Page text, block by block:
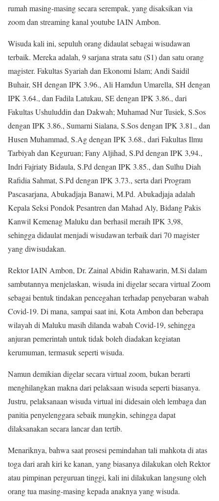
rumah masing-masing secara serempak, yang disaksikan via
zoom dan streaming kanal youtube IAIN Ambon.
Wisuda kali ini, sepuluh orang didaulat sebagai wisudawan
terbaik. Mereka adalah, 9 sarjana strata satu (S1) dan satu orang
magister. Fakultas Syariah dan Ekonomi Islam; Andi Saidil
Buhair, SH dengan IPK 3.96., Ali Hamdun Umarella, SH dengan
IPK 3.64., dan Fadila Latukau, SE dengan IPK 3.86., dari
Fakultas Ushuluddin dan Dakwah; Muhamad Nur Tusiek, S.Sos
dengan IPK 3.86., Sumarni Sialana, S.Sos dengan IPK 3.81., dan
Husen Muhammad, S.Ag dengan IPK 3.68., dari Fakultas Ilmu
Tarbiyah dan Keguruan; Fany Aljihad, S.Pd dengan IPK 3,94.,
Indri Fajriaty Bidaula, S.Pd dengan IPK 3.85., dan Sulhu Diah
Rafidia Sahmat, S.Pd dengan IPK 3.73., serta dari Program
Pascasarjana, Abukadjaja Banawi, M.Pd. Abukadjaja adalah
Kepala Seksi Pondok Pesantren dan Mahad Aly, Bidang Pakis
Kanwil Kemenag Maluku dan berhasil meraih IPK 3,98,
sehingga didaulat menjadi wisudawan terbaik dari 70 magister
yang diwisudakan.
Rektor IAIN Ambon, Dr. Zainal Abidin Rahawarin, M.Si dalam
sambutannya menjelaskan, wisuda ini digelar secara virtual Zoom
sebagai bentuk tindakan pencegahan terhadap penyebaran wabah
Covid-19. Di mana, sampai saat ini, Kota Ambon dan beberapa
wilayah di Maluku masih dilanda wabah Covid-19, sehingga
anjuran pemerintah untuk tidak boleh diadakan kegiatan
kerumuman, termasuk seperti wisuda.
Namun demikian digelar secara virtual zoom, bukan berarti
menghilangkan makna dari pelaksaan wisuda seperti biasanya.
Justru, pelaksanaan wisuda virtual ini didesain oleh lembaga dan
panitia penyelenggara sebaik mungkin, sehingga dapat
dilaksanakan secara lancar dan tertib.
Menariknya, bahwa saat prosesi pemindahan tali mahkota di atas
toga dari arah kiri ke kanan, yang biasanya dilakukan oleh Rektor
atau pimpinan perguruan tinggi, kali ini dilakukan langsung oleh
orang tua masing-masing kepada anaknya yang wisuda.